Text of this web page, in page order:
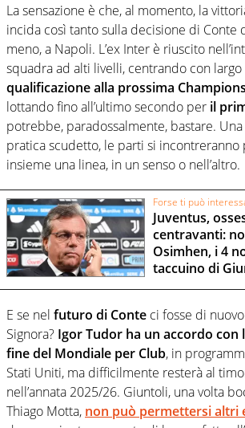
La sensazione è che, al momento, la
incida così tanto sulla decisione di Conte
meno, a Napoli. L’ex Inter è riuscito
squadra ad alti livelli, centrando con
qualificazione alla prossima
lottando fino all’ultimo secondo per il
potrebbe, paradossalmente, bastare.
pratica scudetto, le parti si incontreranno
insieme una linea, in un senso o nell’altro.
Forse ti può
Juventus,
centravanti:
Osimhen, i 4
taccuino di
E se nel futuro di Conte ci fosse di
Signora? Igor Tudor ha un accordo con
fine del Mondiale per Club, in
Stati Uniti, ma difficilmente resterà al
nell’annata 2025/26. Giuntoli, una volta
Thiago Motta, non può permettersi altri